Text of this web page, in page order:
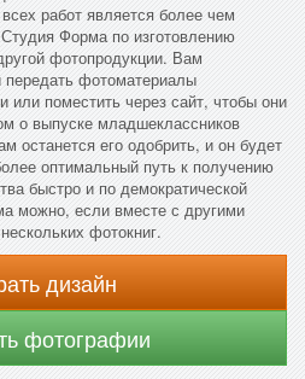
работ является более чем
Форма по изготовлению
фотопродукции. Вам
передать фотоматериалы
поместить через сайт, чтобы они
о выпуске младшеклассников
останется его одобрить, и он будет
оптимальный путь к получению
быстро и по демократической
можно, если вместе с другими
фотокниг.
дизайн
фотографии